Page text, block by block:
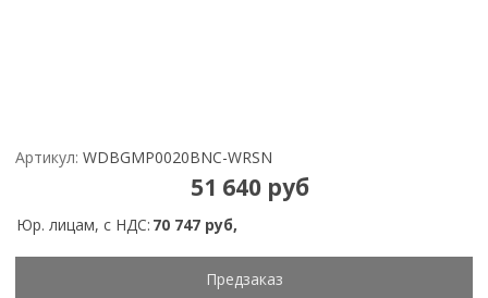
Артикул: WDBGMP0020BNC-WRSN
51 640 руб
Юр. лицам, с НДС: 70 747 руб,
Предзаказ